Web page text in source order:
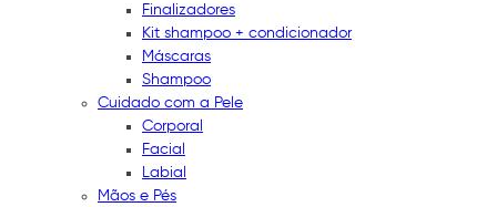
Finalizadores
Kit shampoo + condicionador
Máscaras
Shampoo
Cuidado com a Pele
Corporal
Facial
Labial
Mãos e Pés